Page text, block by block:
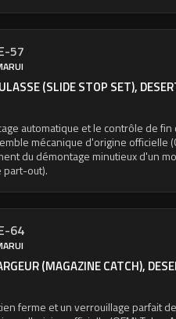
57
(SLIDE STOP SET),
automatique et le contrôle de
mécanique d'origine officielle
du démontage minutieux d'un
part-out).
64
(MAGAZINE CATCH),
ferme et un verrouillage parfait